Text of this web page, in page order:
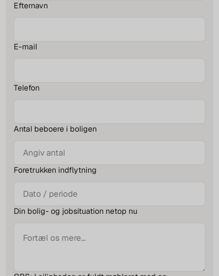
Efternavn
E-mail
Telefon
Antal beboere i boligen
Foretrukken indflytning
Din bolig- og jobsituation netop nu